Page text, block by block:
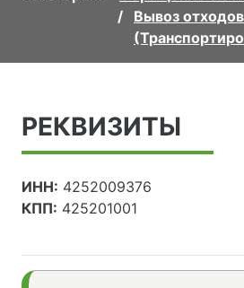
Вывоз отходов
РЕКВИЗИТЫ
ИНН: 4252009376
КПП: 425201001